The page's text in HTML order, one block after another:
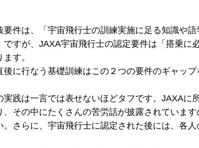
要件は、「宇宙飛行士の訓練実施に足る知識や
ですが、JAXA宇宙飛行士の認定要件は「搭乗に
す。
に行なう基礎訓練はこの２つの要件のギャップ
実践は一言では表せないほどタフです。JAXAに
その中にたくさんの苦労話が披露されていま
。さらに、宇宙飛行士に認定された後には、各